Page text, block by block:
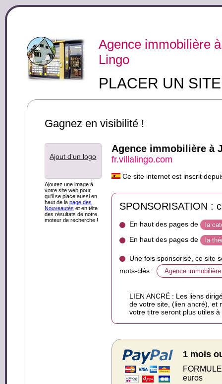
Agence immobilière
Lingo
PLACER UN
Gagnez en visibilité !
Ajout d'un logo
Ajoutez une image à
votre site web pour
qu'il se place aussi en
haut de la page des
Nouveautés et en tête
des résultats de notre
moteur de recherche !
Agence immobilière à
fr.villalingo.com
Ce site internet est inscrit
SPONSORISATION :
En haut des pages de la
En haut des pages de la
Une fois sponsorisé, ce site
mots-clés :
Agence immobilière
LIEN ANCRÉ : Les liens
de votre site, (lien ancré), et
votre titre seront plus utiles
1 mois
euros